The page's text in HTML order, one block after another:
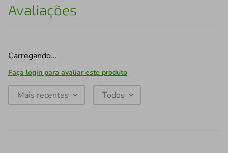
Avaliações
Carregando…
Faça login para avaliar este produto
Mais recentes Todos